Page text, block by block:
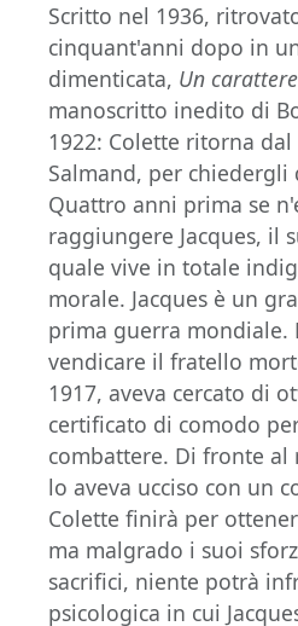
Scritto nel 1936,
cinquant'anni dopo in
dimenticata, Un
manoscritto inedito di
1922: Colette ritorna
Salmand, per chiedergli
Quattro anni prima se
raggiungere Jacques, il
quale vive in totale
morale. Jacques è un
prima guerra mondiale.
vendicare il fratello
1917, aveva cercato di
certificato di comodo
combattere. Di fronte
lo aveva ucciso con un
Colette finirà per
ma malgrado i suoi
sacrifici, niente potrà
psicologica in cui